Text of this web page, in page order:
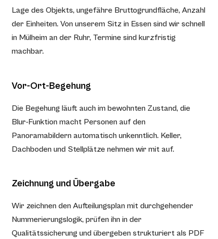
Lage des Objekts, ungefähre Bruttogrundfläche, Anzahl
der Einheiten. Von unserem Sitz in Essen sind wir schnell
in Mülheim an der Ruhr, Termine sind kurzfristig
machbar.
Vor-Ort-Begehung
Die Begehung läuft auch im bewohnten Zustand, die
Blur-Funktion macht Personen auf den
Panoramabildern automatisch unkenntlich. Keller,
Dachboden und Stellplätze nehmen wir mit auf.
Zeichnung und Übergabe
Wir zeichnen den Aufteilungsplan mit durchgehender
Nummerierungslogik, prüfen ihn in der
Qualitätssicherung und übergeben strukturiert als PDF